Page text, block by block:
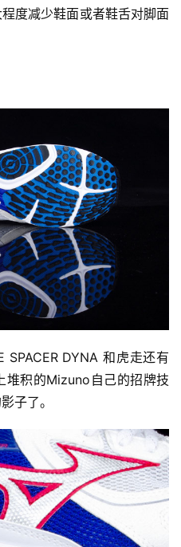
度减少鞋面或者鞋舌对脚面
SPACER DYNA 和虎走还有
堆积的Mizuno自己的招牌技
子了。